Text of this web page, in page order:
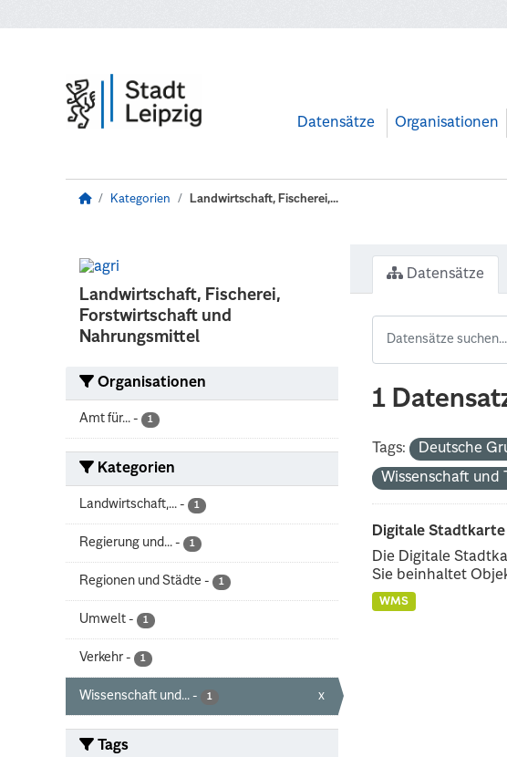
Datensätze Organisationen
Kategorien Landwirtschaft, Fischerei,...
Landwirtschaft, Fischerei,
Forstwirtschaft und
Nahrungsmittel
Organisationen
Amt für... - 1
Kategorien
Landwirtschaft,... - 1
Regierung und... - 1
Regionen und Städte - 1
Umwelt - 1
Verkehr - 1
Wissenschaft und... - 1 x
Tags
Datensätze
1
Tags: Deutsche
Wissenschaft und
Digitale
Die Digitale
Sie beinhaltet
WMS